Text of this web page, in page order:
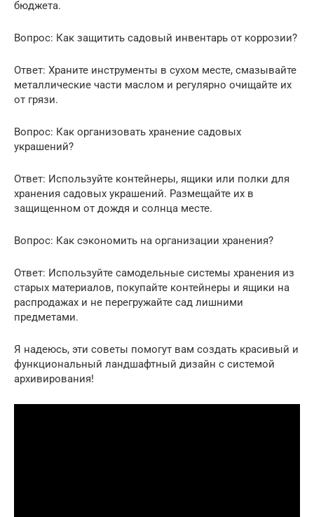
бюджета.
Вопрос: Как защитить садовый инвентарь от коррозии?
Ответ: Храните инструменты в сухом месте, смазывайте
металлические части маслом и регулярно очищайте их
от грязи.
Вопрос: Как организовать хранение садовых
украшений?
Ответ: Используйте контейнеры, ящики или полки для
хранения садовых украшений. Размещайте их в
защищенном от дождя и солнца месте.
Вопрос: Как сэкономить на организации хранения?
Ответ: Используйте самодельные системы хранения из
старых материалов, покупайте контейнеры и ящики на
распродажах и не перегружайте сад лишними
предметами.
Я надеюсь, эти советы помогут вам создать красивый и
функциональный ландшафтный дизайн с системой
архивирования!